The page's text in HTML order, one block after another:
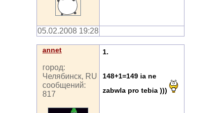
05.02.2008 19:28
annet
город:
Челябинск, RU
сообщений:
817
1.
148+1=149 ia ne
zabwla pro tebia )))